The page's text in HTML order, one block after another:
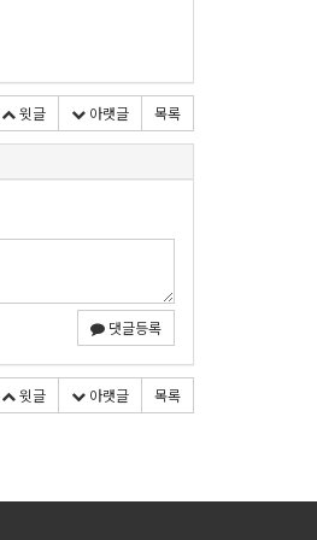
윗글 아랫글 목록
댓글등록
윗글 아랫글 목록